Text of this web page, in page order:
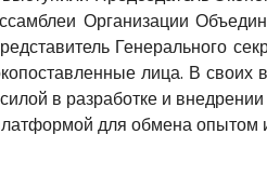
Организации
Генерального
лица. В своих
в разработке и
для обмена опытом